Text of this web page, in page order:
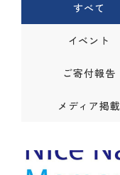
すべて
イベント
ご寄付報告
メディア掲載